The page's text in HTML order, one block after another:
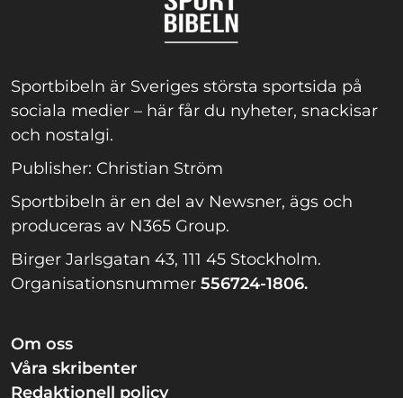
Sportbibeln är Sveriges största sportsida på
sociala medier – här får du nyheter, snackisar
och nostalgi.
Publisher: Christian Ström
Sportbibeln är en del av Newsner, ägs och
produceras av N365 Group.
Birger Jarlsgatan 43, 111 45 Stockholm.
Organisationsnummer 556724-1806.
Om oss
Våra skribenter
Redaktionell policy